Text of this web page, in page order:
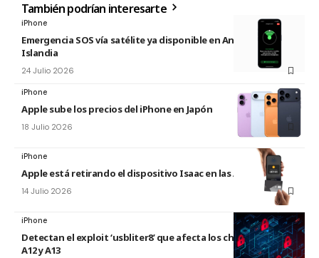
También podrían interesarte
iPhone
Emergencia SOS vía satélite ya disponible en Andorra e
Islandia
24 Julio 2026
iPhone
Apple sube los precios del iPhone en Japón
18 Julio 2026
iPhone
Apple está retirando el dispositivo Isaac en las Apple Store
14 Julio 2026
iPhone
Detectan el exploit ‘usbliter8’ que afecta los chips de Apple
A12 y A13